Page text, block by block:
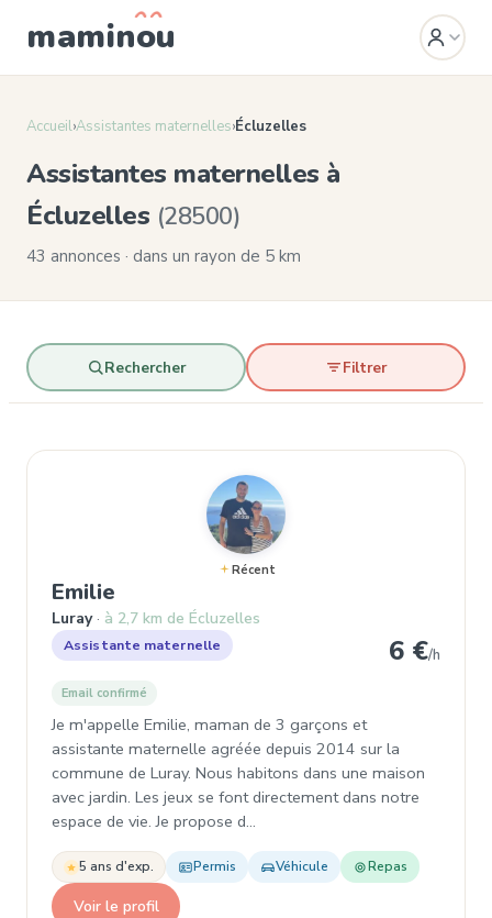
maminou
Accueil›Assistantes maternelles›Écluzelles
Assistantes maternelles à
Écluzelles (28500)
43 annonces · dans un rayon de 5 km
Rechercher Filtrer
Récent
Emilie
Luray à 2,7 km de Écluzelles
Assistante maternelle 6 €/h
Email confirmé
Je m'appelle Emilie, maman de 3 garçons et
assistante maternelle agréée depuis 2014 sur la
commune de Luray. Nous habitons dans une maison
avec jardin. Les jeux se font directement dans notre
espace de vie. Je propose d…
5 ans d'exp. Permis Véhicule Repas
Voir le profil